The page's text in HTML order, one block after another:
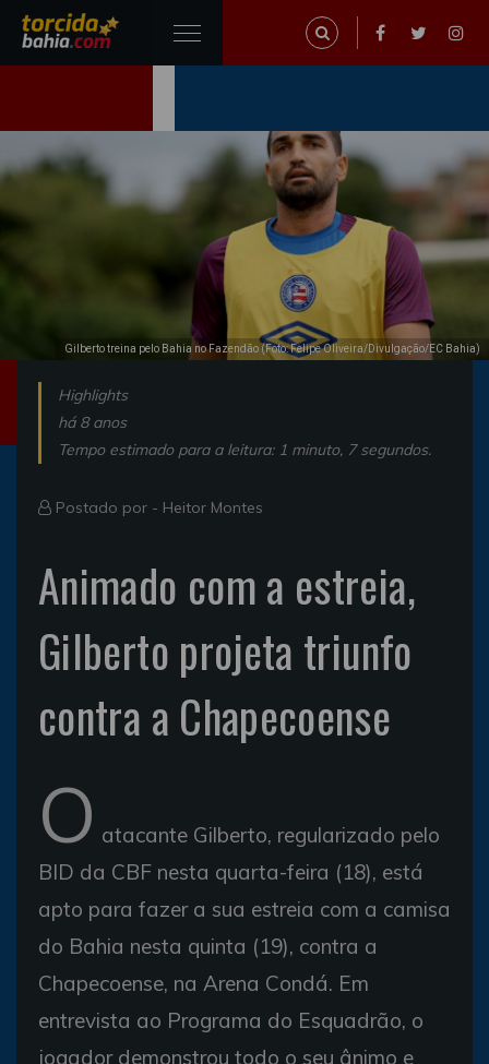
Gilberto treina pelo Bahia no Fazendão (Foto: Felipe Oliveira/Divulgação/EC Bahia)
Highlights
há 8 anos
Tempo estimado para a leitura: 1 minuto, 7 segundos.
Postado por - Heitor Montes
Animado com a estreia,
Gilberto projeta triunfo
contra a Chapecoense
O atacante Gilberto, regularizado pelo
BID da CBF nesta quarta-feira (18), está
apto para fazer a sua estreia com a camisa
do Bahia nesta quinta (19), contra a
Chapecoense, na Arena Condá. Em
entrevista ao Programa do Esquadrão, o
jogador demonstrou todo o seu ânimo e